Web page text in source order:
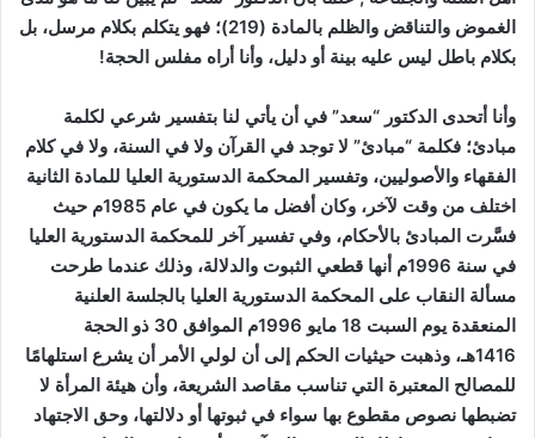
الغموض والتناقض والظلم بالمادة (219)؛ فهو يتكلم بكلام مرسل، بل
بكلام باطل ليس عليه بينة أو دليل، وأنا أراه مفلس الحجة!
وأنا أتحدى الدكتور “سعد” في أن يأتي لنا بتفسير شرعي لكلمة
مبادئ؛ فكلمة “مبادئ” لا توجد في القرآن ولا في السنة، ولا في كلام
الفقهاء والأصوليين، وتفسير المحكمة الدستورية العليا للمادة الثانية
اختلف من وقت لآخر، وكان أفضل ما يكون في عام 1985م حيث
فسَّرت المبادئ بالأحكام، وفي تفسير آخر للمحكمة الدستورية العليا
في سنة 1996م أنها قطعي الثبوت والدلالة، وذلك عندما طرحت
مسألة النقاب على المحكمة الدستورية العليا بالجلسة العلنية
المنعقدة يوم السبت 18 مايو 1996م الموافق 30 ذو الحجة
1416هـ، وذهبت حيثيات الحكم إلى أن لولي الأمر أن يشرع استلهامًا
للمصالح المعتبرة التي تناسب مقاصد الشريعة، وأن هيئة المرأة لا
تضبطها نصوص مقطوع بها سواء في ثبوتها أو دلالتها، وحق الاجتهاد